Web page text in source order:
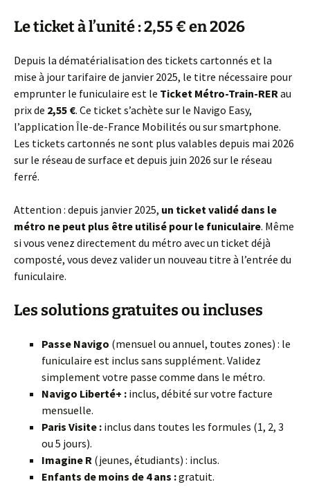
Le ticket à l’unité : 2,55 € en 2026
Depuis la dématérialisation des tickets cartonnés et la
mise à jour tarifaire de janvier 2025, le titre nécessaire pour
emprunter le funiculaire est le Ticket Métro-Train-RER au
prix de 2,55 €. Ce ticket s’achète sur le Navigo Easy,
l’application Île-de-France Mobilités ou sur smartphone.
Les tickets cartonnés ne sont plus valables depuis mai 2026
sur le réseau de surface et depuis juin 2026 sur le réseau
ferré.
Attention : depuis janvier 2025, un ticket validé dans le
métro ne peut plus être utilisé pour le funiculaire. Même
si vous venez directement du métro avec un ticket déjà
composté, vous devez valider un nouveau titre à l’entrée du
funiculaire.
Les solutions gratuites ou incluses
Passe Navigo (mensuel ou annuel, toutes zones) : le
funiculaire est inclus sans supplément. Validez
simplement votre passe comme dans le métro.
Navigo Liberté+ : inclus, débité sur votre facture
mensuelle.
Paris Visite : inclus dans toutes les formules (1, 2, 3
ou 5 jours).
Imagine R (jeunes, étudiants) : inclus.
Enfants de moins de 4 ans :gratuit.